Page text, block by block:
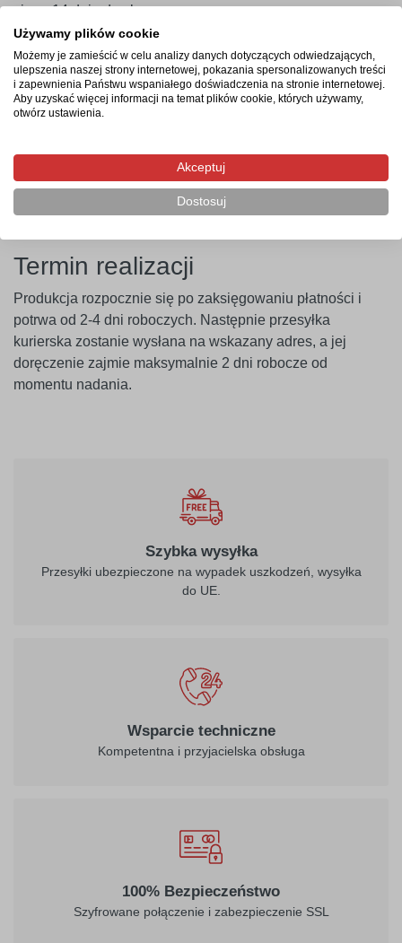
ciągu 14 dni od zakupu.
niepylących powierzchni. W przypadku ścian pokrytych
farbami o wysokiej zawartości lateksu (np. ceramicznymi,
plamoodpornymi) zalecamy wcześniejsze
ponosi odpowiedzialności za nieprawidłowe zastosowanie
produktu. Szablon należy montować minimum 14 dni po
Termin realizacji
Produkcja rozpocznie się po zaksięgowaniu płatności i
potrwa od 2-4 dni roboczych. Następnie przesyłka
kurierska zostanie wysłana na wskazany adres, a jej
doręczenie zajmie maksymalnie 2 dni robocze od
momentu nadania.
Szybka wysyłka
Przesyłki ubezpieczone na wypadek uszkodzeń, wysyłka
do UE.
Wsparcie techniczne
Kompetentna i przyjacielska obsługa
100% Bezpieczeństwo
Szyfrowane połączenie i zabezpieczenie SSL
Używamy plików cookie
Możemy je zamieścić w celu analizy danych dotyczących odwiedzających,
ulepszenia naszej strony internetowej, pokazania spersonalizowanych treści
i zapewnienia Państwu wspaniałego doświadczenia na stronie internetowej.
Aby uzyskać więcej informacji na temat plików cookie, których używamy,
otwórz ustawienia.
Akceptuj
Dostosuj